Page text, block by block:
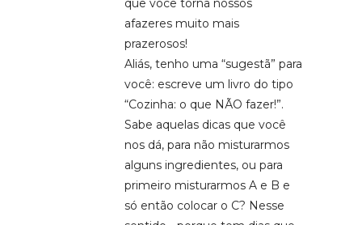
que você torna nossos
afazeres muito mais
prazerosos!
Aliás, tenho uma “sugestã” para
você: escreve um livro do tipo
“Cozinha: o que NÃO fazer!”.
Sabe aquelas dicas que você
nos dá, para não misturarmos
alguns ingredientes, ou para
primeiro misturarmos A e B e
só então colocar o C? Nesse